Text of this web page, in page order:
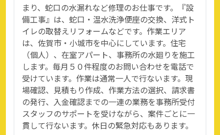
まり、蛇口の水漏れなど修理のお仕事です。『設
備工事』は、蛇口・温水洗浄便座の交換、洋式ト
イレの取替えリフォームなどです。作業エリア
は、佐賀市・小城市を中心にしています。住宅
（個人）、在室アパート、事務所の水廻りを施工
します。毎月５０件程度のお問い合わせを電話で
受けています。作業は通常一人で行ないます。現
場確認、見積もり作成、作業方法の選択、請求書
の発行、入金確認までの一連の業務を事務所受付
スタッフのサポートを受けながら、案件ごとに一
貫して行ないます。休日の緊急対応もあります。